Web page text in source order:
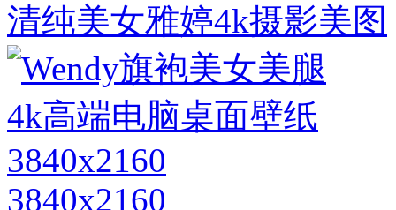
清纯美女雅婷4k摄影美图
3840x2160